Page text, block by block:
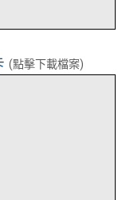
(點擊下載檔案)